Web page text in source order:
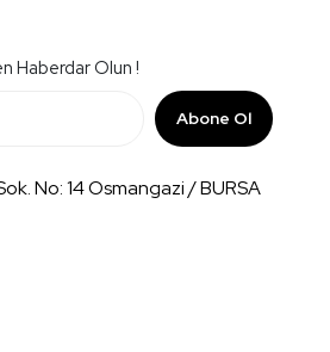
Haberdar Olun !
Abone Ol
No: 14 Osmangazi / BURSA